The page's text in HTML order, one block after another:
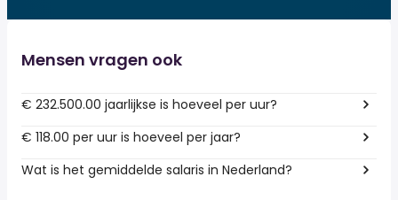
Mensen vragen ook
€ 232.500.00 jaarlijkse is hoeveel per uur?
€ 118.00 per uur is hoeveel per jaar?
Wat is het gemiddelde salaris in Nederland?